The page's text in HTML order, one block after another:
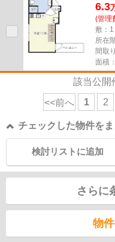
6.3
(管理
敷：
所在
間取
面積
該当公開
<<前へ 1 2
チェックした物件を
検討リストに追加
さらに
物